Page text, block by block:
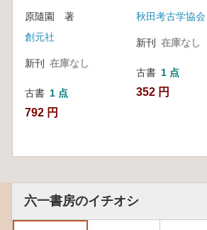
原隨園 著
創元社
新刊 在庫なし
古書 1 点
792 円
秋田考古学協会
新刊 在庫なし
古書 1 点
352 円
六一書房のイチオシ